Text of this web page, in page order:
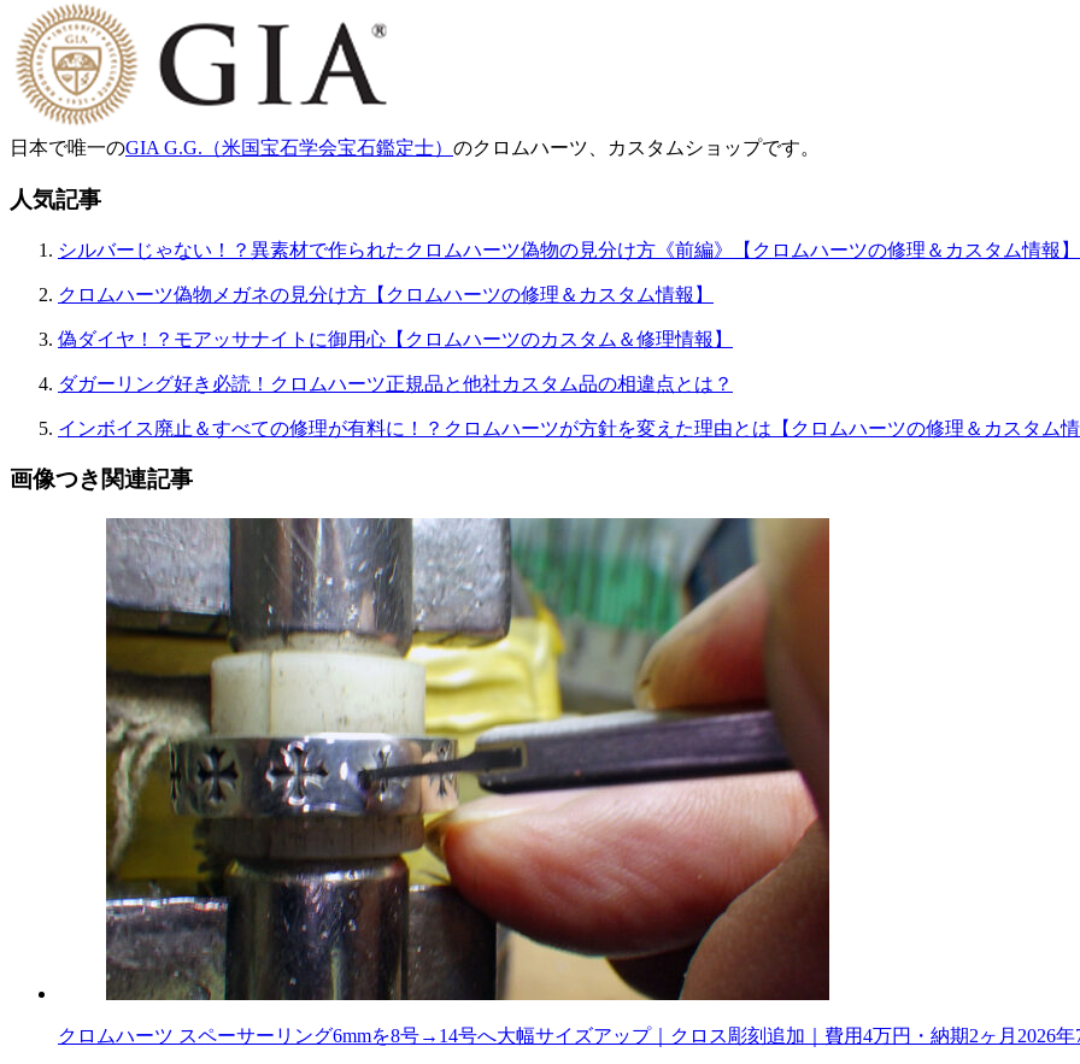
日本で唯一のGIA G.G.（米国宝石学会宝石鑑定士） のクロムハーツ、カスタムショップです。
人気記事
シルバーじゃない！？異素材で作られたクロムハーツ偽物の見分け方《前編》【クロムハーツの修理＆カスタム情報】
クロムハーツ偽物メガネの見分け方【クロムハーツの修理＆カスタム情報】
偽ダイヤ！？モアッサナイトに御用心【クロムハーツのカスタム＆修理情報】
ダガーリング好き必読！クロムハーツ正規品と他社カスタム品の相違点とは？
インボイス廃止＆すべての修理が有料に！？クロムハーツが方針を変えた理由とは【クロムハーツの修理＆カスタム
画像つき関連記事
クロムハーツ スペーサーリング6mmを8号→14号へ大幅サイズアップ｜クロス彫刻追加｜費用4万円・納期2ヶ月 2026